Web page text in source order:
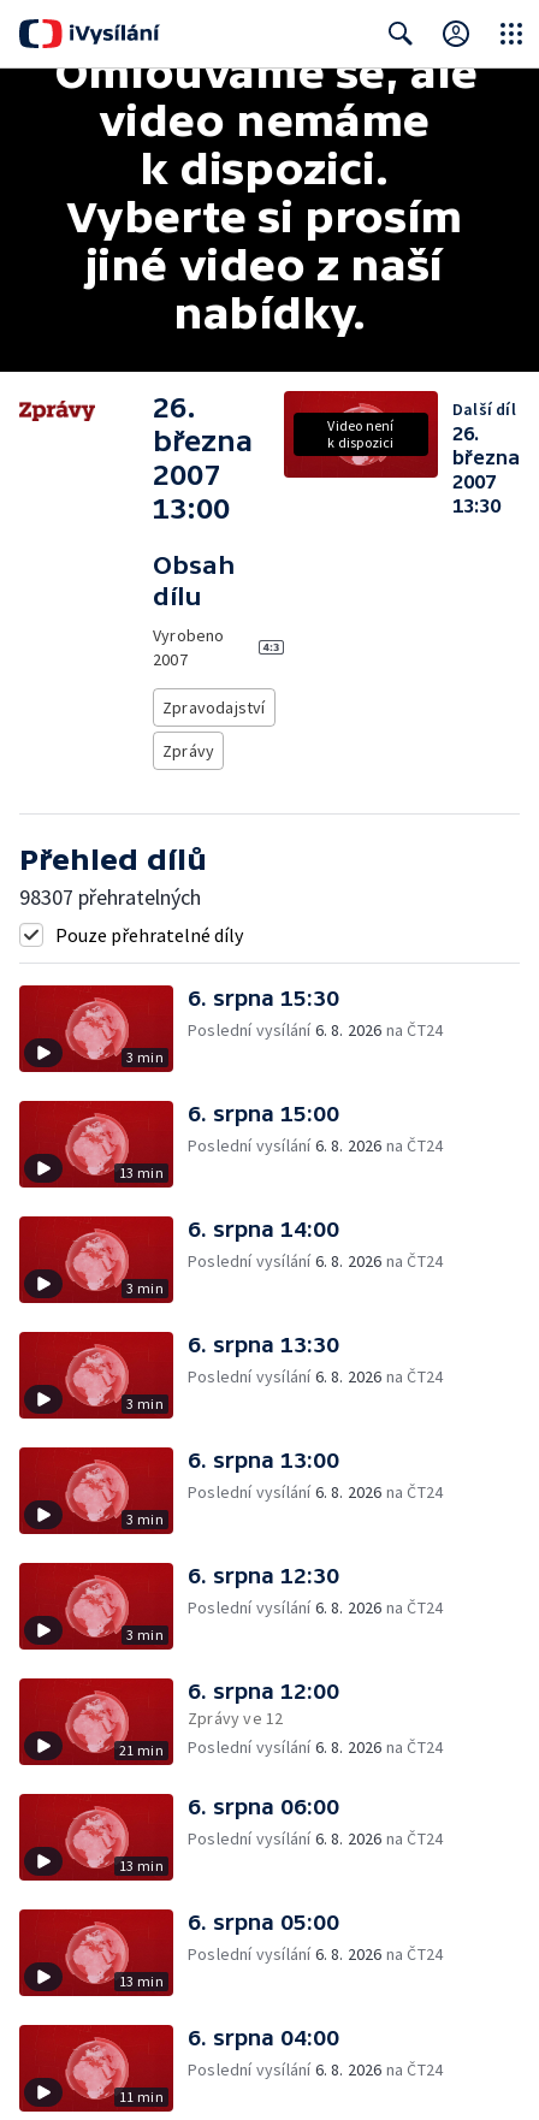
Search
Omlouváme se, ale
video nemáme
k dispozici.
Vyberte si prosím
jiné video z naší
nabídky.
26.
března
2007
13:00
Obsah
dílu
Vyrobeno
2007
Zpravodajství
Zprávy
Video není
k dispozici
Další díl
26.
března
2007
13:30
Přehled dílů
98307 přehratelných
Pouze přehratelné díly
3 min
6. srpna 15:30
Poslední vysílání6. 8. 2026 na ČT24
13 min
6. srpna 15:00
Poslední vysílání6. 8. 2026 na ČT24
3 min
6. srpna 14:00
Poslední vysílání6. 8. 2026 na ČT24
3 min
6. srpna 13:30
Poslední vysílání6. 8. 2026 na ČT24
3 min
6. srpna 13:00
Poslední vysílání6. 8. 2026 na ČT24
3 min
6. srpna 12:30
Poslední vysílání6. 8. 2026 na ČT24
21 min
6. srpna 12:00
Zprávy ve 12
Poslední vysílání6. 8. 2026 na ČT24
13 min
6. srpna 06:00
Poslední vysílání6. 8. 2026 na ČT24
13 min
6. srpna 05:00
Poslední vysílání6. 8. 2026 na ČT24
11 min
6. srpna 04:00
Poslední vysílání6. 8. 2026 na ČT24